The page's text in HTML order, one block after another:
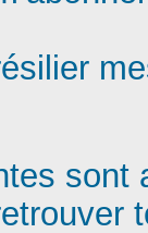
sont